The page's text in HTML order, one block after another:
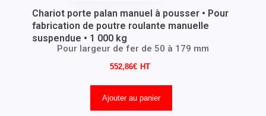
Chariot porte palan manuel à pousser • Pour
fabrication de poutre roulante manuelle
suspendue • 1 000 kg
Pour largeur de fer de 50 à 179 mm
552,86€
Ajouter au panier